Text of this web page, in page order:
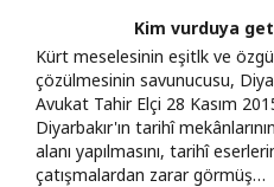
Kim vurduya
Kürt meselesinin eşitlk ve
çözülmesinin savunucusu,
Avukat Tahir Elçi 28 Kasım
Diyarbakır'ın tarihî
alanı yapılmasını, tarihî
çatışmalardan zarar görmüş…